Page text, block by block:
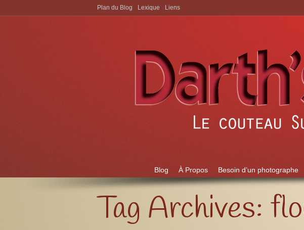
Aller à:
Blog À Propos Besoin d’un photographe
Plan du Blog Lexique Liens
Tag Archives: